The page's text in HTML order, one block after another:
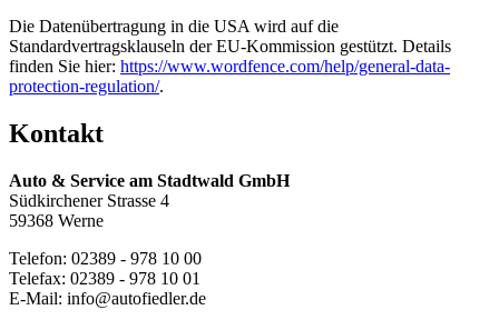
Die Datenübertragung in die USA wird auf die
Standardvertragsklauseln der EU-Kommission gestützt. Details
finden Sie hier: https://www.wordfence.com/help/general-data-
protection-regulation/.
Kontakt
Auto & Service am Stadtwald GmbH
Südkirchener Strasse 4
59368 Werne
Telefon: 02389 - 978 10 00
Telefax: 02389 - 978 10 01
E-Mail: info@autofiedler.de